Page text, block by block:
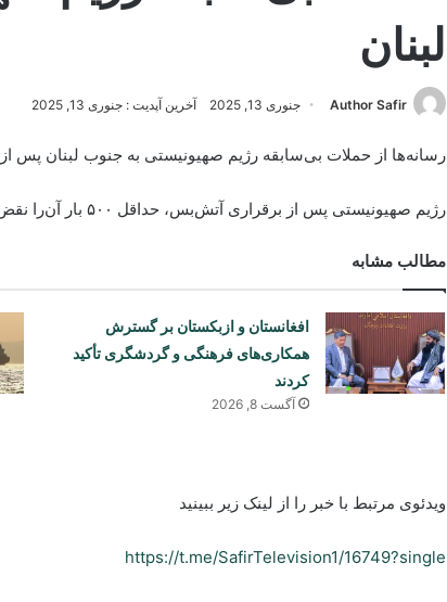
لبنان
Author Safir جنوری 13, 2025 آخرین آپدیت : جنوری 13, 2025
رسانه‌ها از حملات بی‌سابقه رژیم صهیونیستی به جنوب لبنان پس
رژیم صهیونیستی پس از برقراری آتش‌بس، حداقل ۵۰۰ بار آن‌را نقض کرده‌ است.
مطالب مشابه
افغانستان و ازبکستان بر گسترش
همکاری‌های فرهنگی و گردشگری تأکید
کردند
آگست 8, 2026
ویدئوی مرتبط با خبر را از لینک زیر ببینید
https://t.me/SafirTelevision1/16749?single